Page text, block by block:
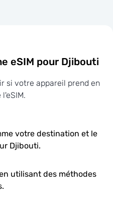
eSIM pour Djibouti
si votre appareil prend en
votre destination et le
Djibouti.
utilisant des méthodes